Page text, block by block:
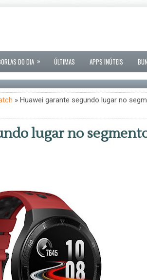
DO DIA » ÚLTIMAS APPS INÚTEIS
» Huawei garante segundo lugar no
lugar no